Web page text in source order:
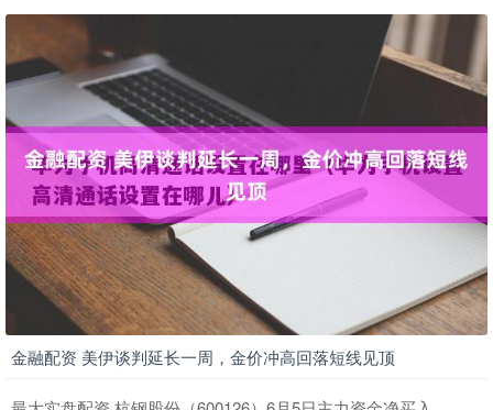
天德钰公告股票可以用杠杆吗，持股7.48%的股东宁波群志
光电股份有限公司拟通过集中竞价交易或大宗交易方式减
持其所持有的公
金融配资 美伊谈判延长一周，金价冲高回落短线见顶